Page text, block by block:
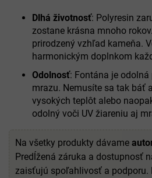
Dlhá životnosť: Polyresin
zostane krásna mnoho
prirodzený vzhľad kameňa.
harmonickým doplnkom
Odolnosť: Fontána je odolná
mrazu. Nemusíte sa tak báť
vysokých teplôt alebo
odolný voči UV žiareniu aj
Na všetky produkty dávame
Predĺžená záruka a dostupnosť
zaisťujú spoľahlivosť a podporu.